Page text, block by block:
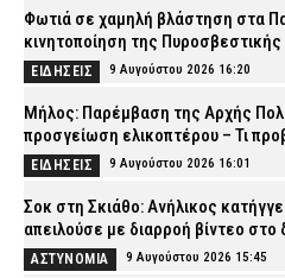
Φωτιά σε χαμηλή βλάστηση στα
κινητοποίηση της Πυροσβεστικής
ΕΙΔΗΣΕΙΣ 9 Αυγούστου 2026 16:20
Μήλος: Παρέμβαση της Αρχής
προσγείωση ελικοπτέρου – Τι
ΕΙΔΗΣΕΙΣ 9 Αυγούστου 2026 16:01
Σοκ στη Σκιάθο: Ανήλικος
απειλούσε με διαρροή βίντεο στο
ΑΣΤΥΝΟΜΙΑ 9 Αυγούστου 2026 15:45